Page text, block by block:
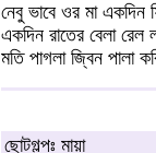
নেবু ভাবে ওর মা একদিন
একদিন রাতের বেলা রেল
মতি পাগলা জ্বিন পালা
ছোটগল্পঃ মায়া